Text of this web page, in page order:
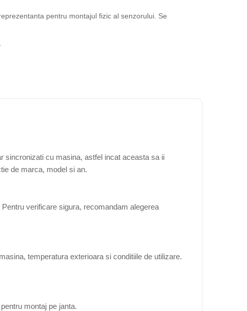
pentru montajul fizic al senzorului. Se
sincronizati cu masina, astfel incat aceasta sa ii
de marca, model si an.
verificare sigura, recomandam alegerea
temperatura exterioara si conditiile de utilizare.
montaj pe janta.